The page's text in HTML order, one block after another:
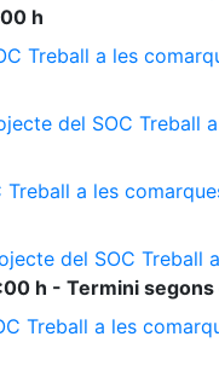
h
Treball a les
del SOC Treball
a les
del SOC Treball
h - Termini
Treball a les